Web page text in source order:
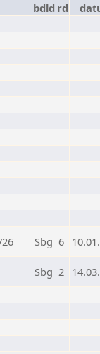
bdld rd
Sbg 6
Sbg 2